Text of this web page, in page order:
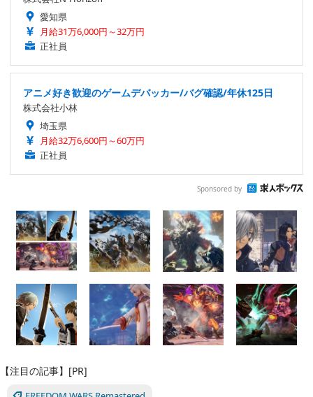
愛知県
月給31万6,000円～32万円
正社員
アニメ好き歓迎のゲームデバッカー/バグ確認/年休125日
株式会社小林
埼玉県
月給32万6,600円～60万円
正社員
Sponsored by
【注目の記事】[PR]